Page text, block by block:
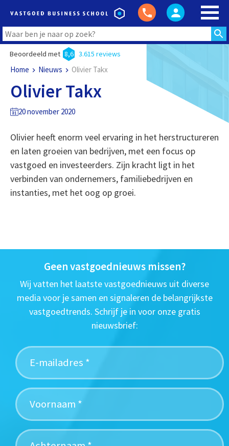
Beoordeeld met 8,6 3.615 reviews
Home Nieuws Olivier Takx
Olivier Takx
20 november 2020
Olivier heeft enorm veel ervaring in het herstructureren
en laten groeien van bedrijven, met een focus op
vastgoed en investeerders. Zijn kracht ligt in het
verbinden van ondernemers, familiebedrijven en
instanties, met het oog op groei.
Geen vastgoednieuws missen?
Wij vatten het laatste vastgoednieuws uit diverse
media voor je samen en signaleren de belangrijkste
vastgoedtrends. Schrijf je in voor onze gratis
nieuwsbrief: